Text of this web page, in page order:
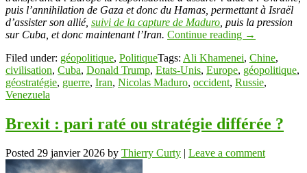
puis l’annihilation de Gaza et donc du Hamas, permettant à Israël
d’assister son allié, suivi de la capture de Maduro , puis la pression
sur Cuba, et donc maintenant l’Iran. Continue reading →
Filed under: géopolitique, PolitiqueTags: Ali Khamenei, Chine,
civilisation, Cuba, Donald Trump, Etats-Unis, Europe, géopolitique,
géostratégie, guerre, Iran, Nicolas Maduro, occident, Russie,
Venezuela
Brexit : pari raté ou stratégie différée ?
Posted 29 janvier 2026 by Thierry Curty | Leave a comment